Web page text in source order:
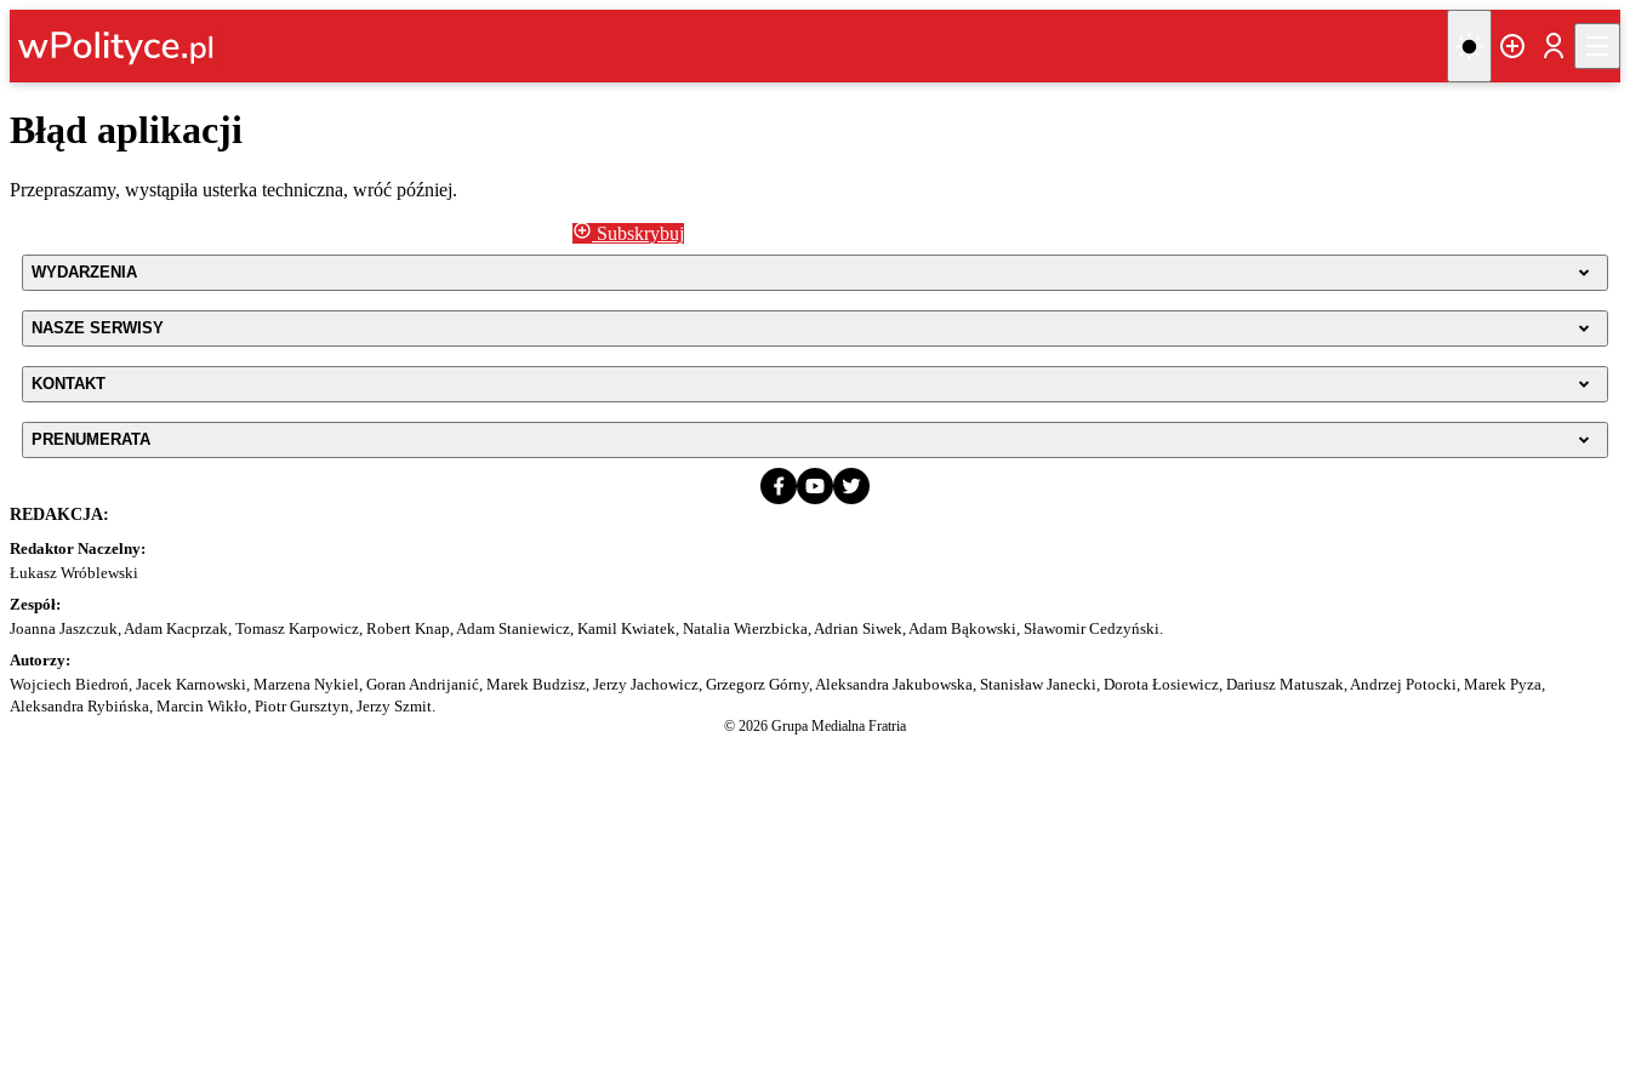
Błąd aplikacji
Przepraszamy, wystąpiła usterka techniczna, wróć później.
Subskrybuj
WYDARZENIA
NASZE SERWISY
KONTAKT
PRENUMERATA
REDAKCJA:
Redaktor Naczelny:
Łukasz Wróblewski
Zespół:
Joanna Jaszczuk, Adam Kacprzak, Tomasz Karpowicz, Robert Knap, Adam Staniewicz, Kamil Kwiatek, Natalia Wierzbicka, Adrian Siwek, Adam Bąkowski, Sławomir Cedzyński.
Autorzy:
Wojciech Biedroń, Jacek Karnowski, Marzena Nykiel, Goran Andrijanić, Marek Budzisz, Jerzy Jachowicz, Grzegorz Górny, Aleksandra Jakubowska, Stanisław Janecki, Dorota Łosiewicz, Dariusz Matuszak, Andrzej Potocki, Marek Pyza,
Aleksandra Rybińska, Marcin Wikło, Piotr Gursztyn, Jerzy Szmit.
© 2026 Grupa Medialna Fratria